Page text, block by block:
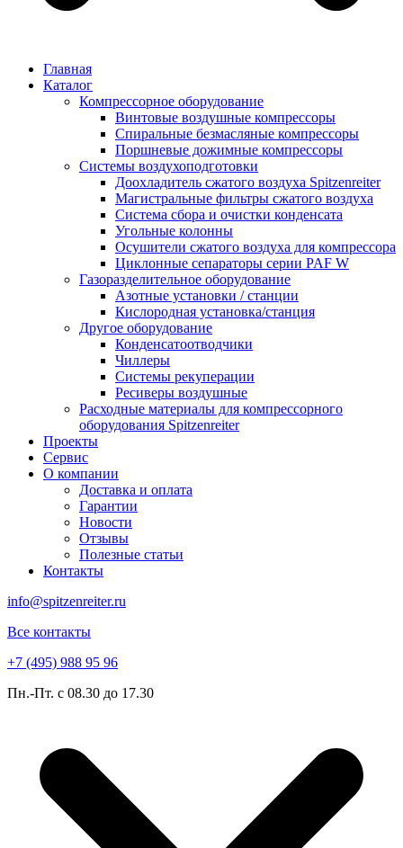
Главная
Каталог
Компрессорное оборудование
Винтовые воздушные компрессоры
Спиральные безмасляные компрессоры
Поршневые дожимные компрессоры
Системы воздухоподготовки
Доохладитель сжатого воздуха Spitzenreiter
Магистральные фильтры сжатого воздуха
Система сбора и очистки конденсата
Угольные колонны
Осушители сжатого воздуха для компрессора
Циклонные сепараторы серии PAF W
Газоразделительное оборудование
Азотные установки / станции
Кислородная установка/станция
Другое оборудование
Конденсатоотводчики
Чиллеры
Системы рекуперации
Ресиверы воздушные
Расходные материалы для компрессорного
оборудования Spitzenreiter
Проекты
Сервис
О компании
Доставка и оплата
Гарантии
Новости
Отзывы
Полезные статьи
Контакты
info@spitzenreiter.ru
Все контакты
+7 (495) 988 95 96
Пн.-Пт. с 08.30 до 17.30